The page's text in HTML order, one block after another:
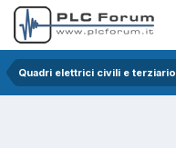
Quadri elettrici civili e terziario